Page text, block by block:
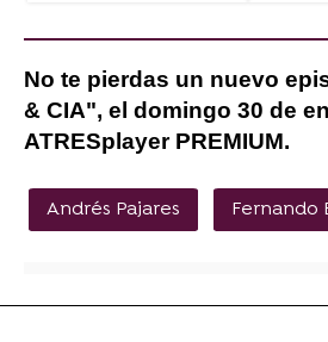
No te pierdas un nuevo
& CIA", el domingo 30 de
ATRESplayer PREMIUM.
Andrés Pajares Fernando